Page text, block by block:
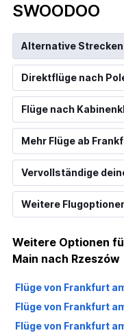
SWOODOO
Alternative Strecken
Direktflüge nach
Flüge nach
Mehr Flüge ab
Vervollständige
Weitere
Weitere Optionen
Main nach Rzeszów
Flüge von Frankfurt
Flüge von Frankfurt
Flüge von Frankfurt